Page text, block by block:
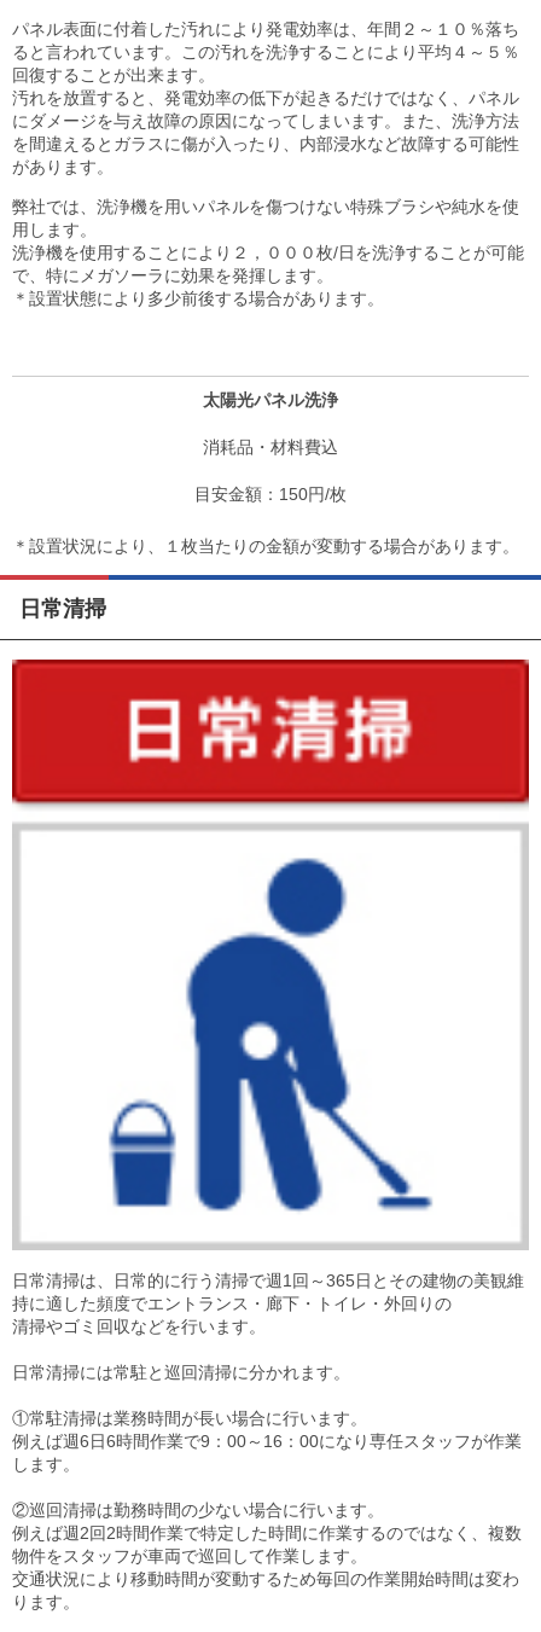
パネル表面に付着した汚れにより発電効率は、年間２～１０％落ち
ると言われています。この汚れを洗浄することにより平均４～５％
回復することが出来ます。
汚れを放置すると、発電効率の低下が起きるだけではなく、パネル
にダメージを与え故障の原因になってしまいます。また、洗浄方法
を間違えるとガラスに傷が入ったり、内部浸水など故障する可能性
があります。
弊社では、洗浄機を用いパネルを傷つけない特殊ブラシや純水を使
用します。
洗浄機を使用することにより２，０００枚/日を洗浄することが可能
で、特にメガソーラに効果を発揮します。
＊設置状態により多少前後する場合があります。
太陽光パネル洗浄
消耗品・材料費込
150円/枚
＊設置状況により、１枚当たりの金額が変動する場合があります。
日常清掃
日常清掃は、日常的に行う清掃で週1回～365日とその建物の美観維
持に適した頻度でエントランス・廊下・トイレ・外回りの
清掃やゴミ回収などを行います。
日常清掃には常駐と巡回清掃に分かれます。
①常駐清掃は業務時間が長い場合に行います。
例えば週6日6時間作業で9：00～16：00になり専任スタッフが作業
します。
②巡回清掃は勤務時間の少ない場合に行います。
例えば週2回2時間作業で特定した時間に作業するのではなく、複数
物件をスタッフが車両で巡回して作業します。
交通状況により移動時間が変動するため毎回の作業開始時間は変わ
ります。